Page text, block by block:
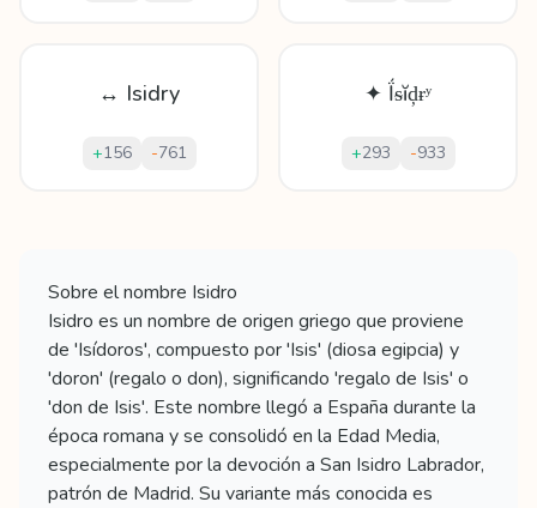
↔ Isidry
+156 -761
✦ Ḯᵴĭḑɍʸ
+293 -933
Sobre el nombre Isidro
Isidro es un nombre de origen griego que proviene
de 'Isídoros', compuesto por 'Isis' (diosa egipcia) y
'doron' (regalo o don), significando 'regalo de Isis' o
'don de Isis'. Este nombre llegó a España durante la
época romana y se consolidó en la Edad Media,
especialmente por la devoción a San Isidro Labrador,
patrón de Madrid. Su variante más conocida es